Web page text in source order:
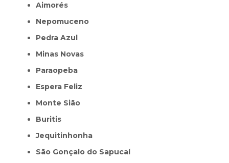
Aimorés
Nepomuceno
Pedra Azul
Minas Novas
Paraopeba
Espera Feliz
Monte Sião
Buritis
Jequitinhonha
São Gonçalo do Sapucaí